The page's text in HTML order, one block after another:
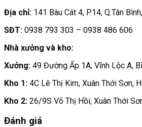
Địa chỉ: 141 Bàu Cát 4, P.14, Q.Tân
SĐT: 0938 793 303 – 0938 486 606
Nhà xưởng và kho:
Xưởng: 49 Đường Ấp 1A, Vĩnh Lộc A,
Kho 1: 4C Lê Thị Kim, Xuân Thới Sơn,
Kho 2: 26/9S Võ Thị Hồi, Xuân Thới
Đánh giá